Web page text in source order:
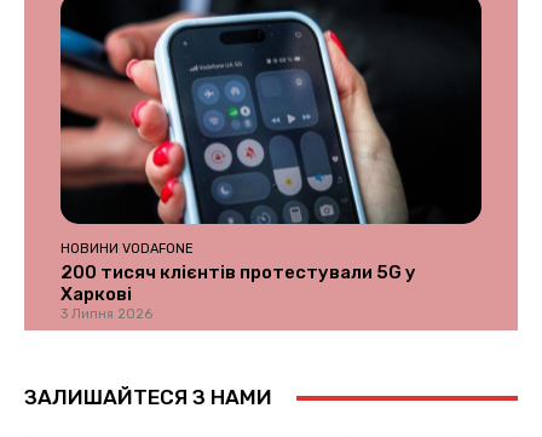
НОВИНИ VODAFONE
200 тисяч клієнтів протестували 5G у
Харкові
3 Липня 2026
ЗАЛИШАЙТЕСЯ З НАМИ